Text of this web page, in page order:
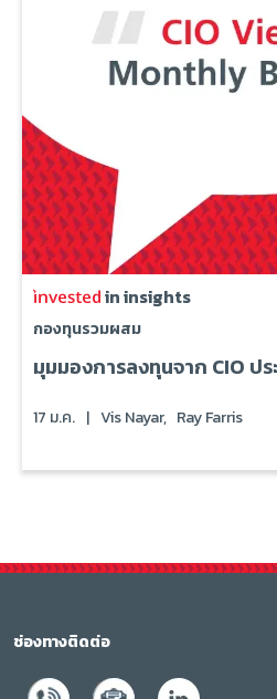
in insights
กองทุนรวมผสม
มุมมองการลงทุนจาก CIO ป
17 ม.ค. | Vis Nayar, Ray Farris
ช่องทางติดต่อ